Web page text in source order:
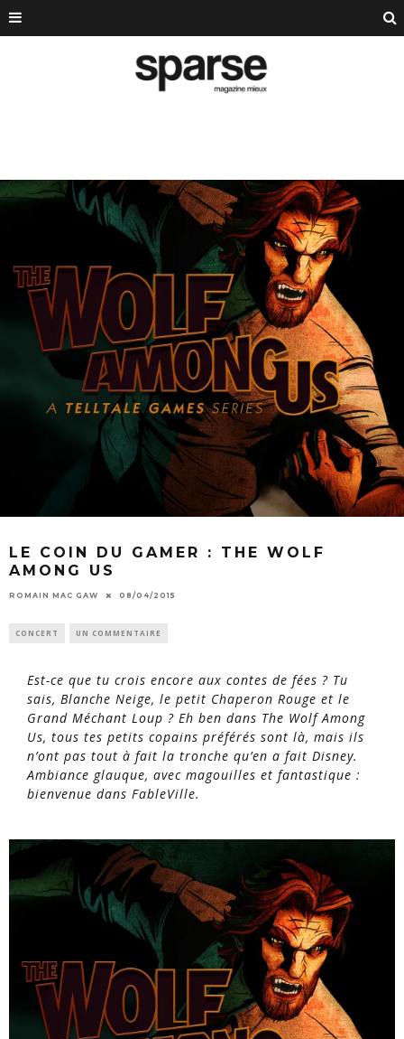
LE COIN DU GAMER : THE WOLF
AMONG US
ROMAIN MAC GAW 08/04/2015
CONCERT UN COMMENTAIRE
Est-ce que tu crois encore aux contes de fées ? Tu
sais, Blanche Neige, le petit Chaperon Rouge et le
Grand Méchant Loup ? Eh ben dans The Wolf Among
Us, tous tes petits copains préférés sont là, mais ils
n’ont pas tout à fait la tronche qu’en a fait Disney.
Ambiance glauque, avec magouilles et fantastique :
bienvenue dans FableVille.